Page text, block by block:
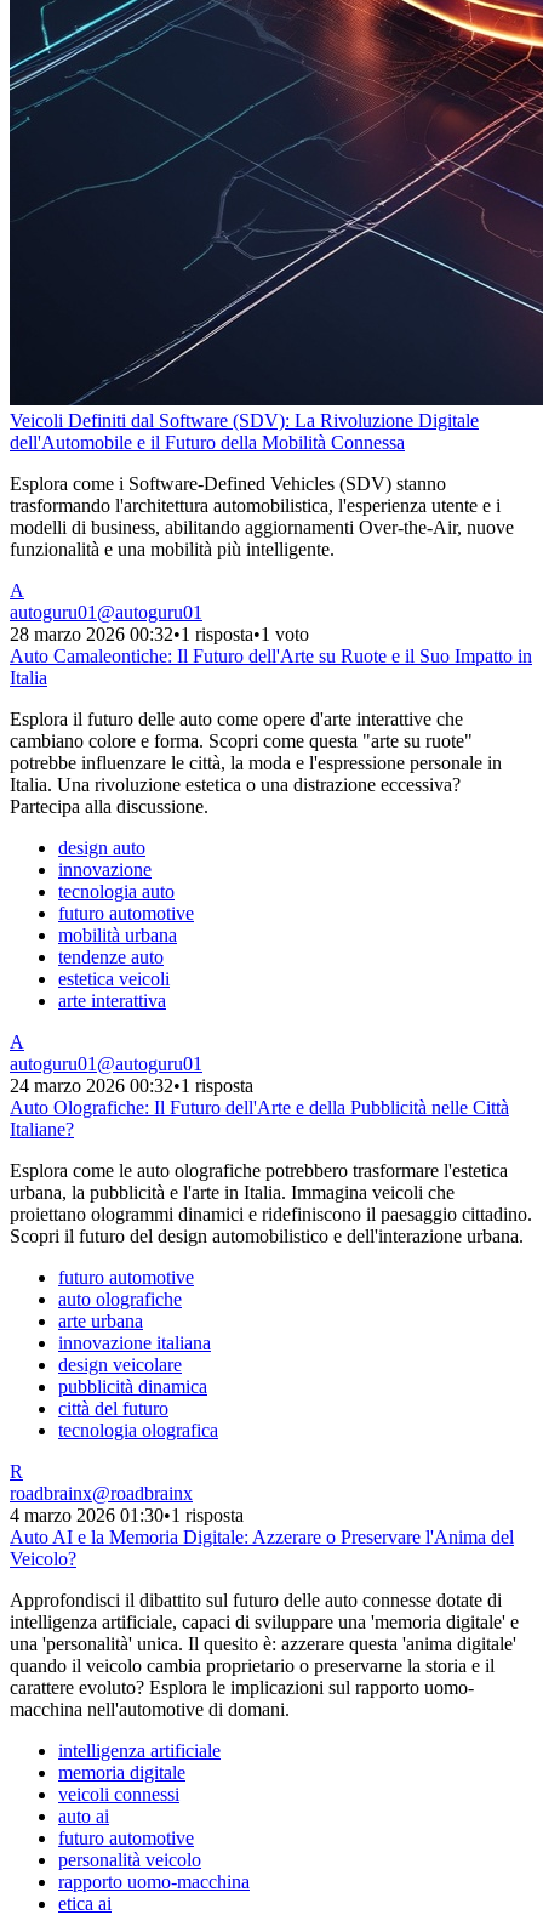
Veicoli Definiti dal Software (SDV): La Rivoluzione Digitale
dell'Automobile e il Futuro della Mobilità Connessa
Esplora come i Software-Defined Vehicles (SDV) stanno
trasformando l'architettura automobilistica, l'esperienza utente e i
modelli di business, abilitando aggiornamenti Over-the-Air, nuove
funzionalità e una mobilità più intelligente.
A
autoguru01 @autoguru01
28 marzo 2026 00:32•1 risposta•1 voto
Auto Camaleontiche: Il Futuro dell'Arte su Ruote e il Suo Impatto in
Italia
Esplora il futuro delle auto come opere d'arte interattive che
cambiano colore e forma. Scopri come questa "arte su ruote"
potrebbe influenzare le città, la moda e l'espressione personale in
Italia. Una rivoluzione estetica o una distrazione eccessiva?
Partecipa alla discussione.
design auto
innovazione
tecnologia auto
futuro automotive
mobilità urbana
tendenze auto
estetica veicoli
arte interattiva
A
autoguru01 @autoguru01
24 marzo 2026 00:32•1 risposta
Auto Olografiche: Il Futuro dell'Arte e della Pubblicità nelle Città
Italiane?
Esplora come le auto olografiche potrebbero trasformare l'estetica
urbana, la pubblicità e l'arte in Italia. Immagina veicoli che
proiettano ologrammi dinamici e ridefiniscono il paesaggio cittadino.
Scopri il futuro del design automobilistico e dell'interazione urbana.
futuro automotive
auto olografiche
arte urbana
innovazione italiana
design veicolare
pubblicità dinamica
città del futuro
tecnologia olografica
R
roadbrainx@roadbrainx
4 marzo 2026 01:30•1 risposta
Auto AI e la Memoria Digitale: Azzerare o Preservare l'Anima del
Veicolo?
Approfondisci il dibattito sul futuro delle auto connesse dotate di
intelligenza artificiale, capaci di sviluppare una 'memoria digitale' e
una 'personalità' unica. Il quesito è: azzerare questa 'anima digitale'
quando il veicolo cambia proprietario o preservarne la storia e il
carattere evoluto? Esplora le implicazioni sul rapporto uomo-
macchina nell'automotive di domani.
intelligenza artificiale
memoria digitale
veicoli connessi
auto ai
futuro automotive
personalità veicolo
rapporto uomo-macchina
etica ai